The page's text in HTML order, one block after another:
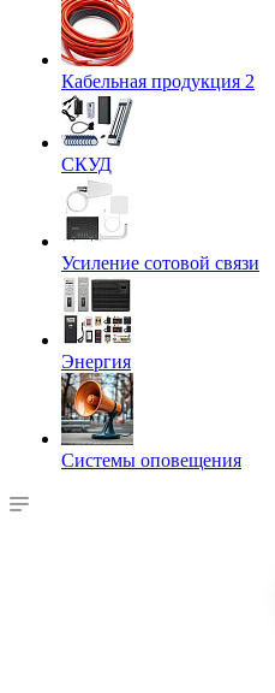
Кабельная продукция 2
СКУД
Усиление сотовой связи
Энергия
Системы оповещения